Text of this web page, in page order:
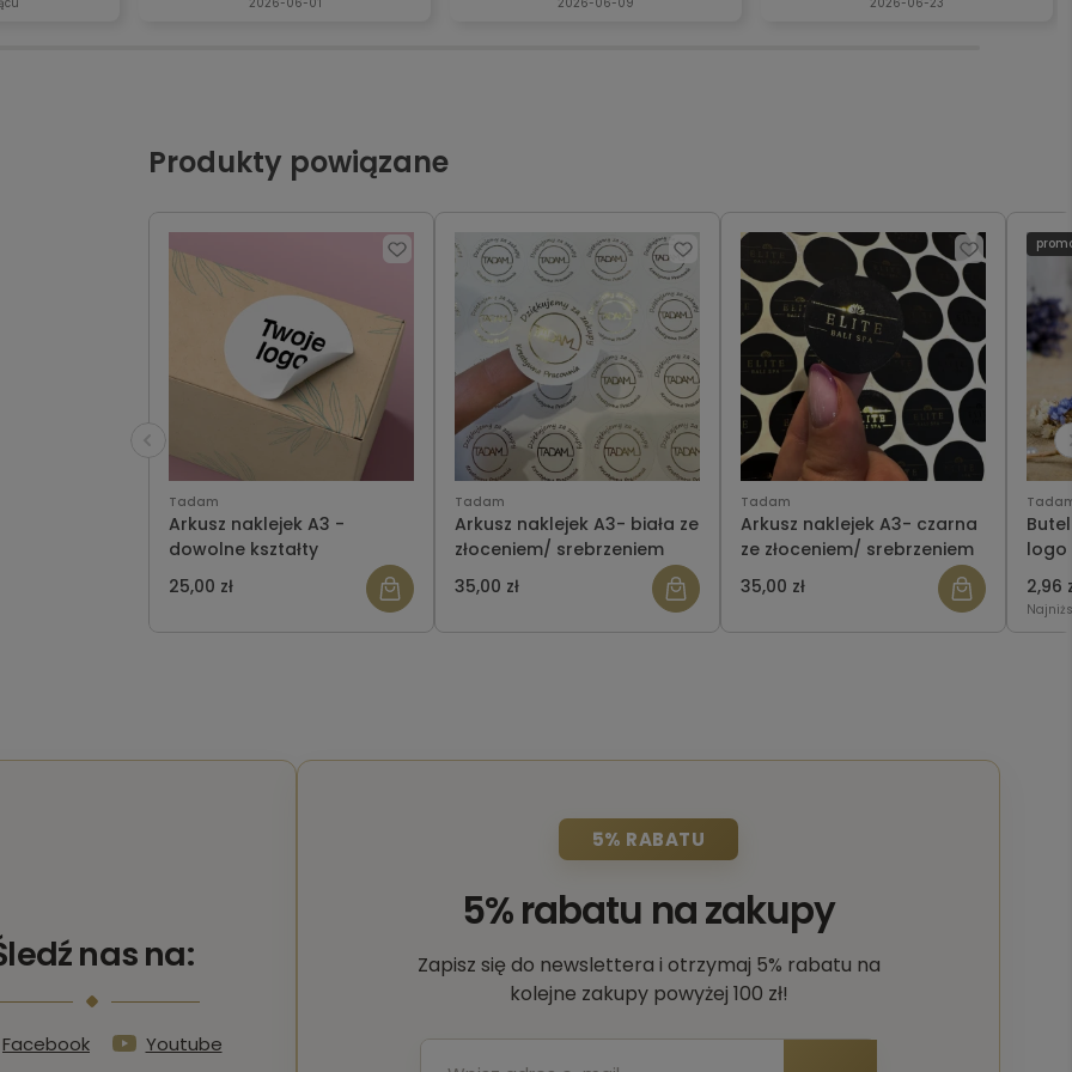
Produkty powiązane
Tadam
Arkusz naklejek A3 -
dowolne kształty
25,00 zł
Tadam
Arkusz naklejek A3- biała ze
złoceniem/ srebrzeniem
35,00 zł
Tadam
Arkusz naklejek A3- czarna
ze złoceniem/ srebrzeniem
35,00 zł
logo
2,96
nas na:
Facebook Youtube
5% RABATU
5% rabatu na zakupy
Zapisz się do newslettera i otrzymaj 5% rabatu na
kolejne zakupy powyżej 100 zł!